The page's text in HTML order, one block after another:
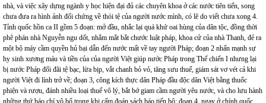
nhà, và việc xây dựng ngành y học hiện đại đủ các chuyên khoa ở các nước tiên tiến, song
chưa đưa ra hình ảnh đối chứng về thói tệ của người nước mình, có lẽ do viết chưa xong 4.
Tỉnh quốc hồn ca II gồm 5 đoạn: mở đầu, nhắc lại quá khứ oai hùng của dân tộc, đồng thời
phê phán nhà Nguyễn ngu dốt, nhắm mắt bắt chước luật pháp, khoa cử của nhà Thanh, đẻ ra
một bộ máy cầm quyền hủ bại dẫn đến nước mất về tay người Pháp; đoạn 2 nhấn mạnh sự
hy sinh xương máu và tiền của của người Việt giúp nước Pháp trong Thế chiến I nhưng lại
bị nước Pháp đối đãi tệ bạc, lừa bịp, vắt chanh bỏ vỏ, tăng sưu thuế, giám sát vơ vét cả khi
người Việt đi lính trở về; đoạn 3, công kích thực dân Pháp đầu độc dân Việt bằng thuốc
phiện và rượu, đánh nhiều loại thuế vô lý, bắt bớ giam cầm người yêu nước, và cho lưu hành
những thứ báo chí vô bổ trong khi cấm đoán sách báo tiến bộ; đoạn 4, ngay ở chính quốc